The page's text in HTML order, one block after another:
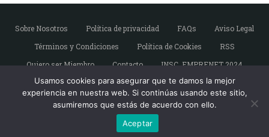
Sobre Nosotros Política de privacidad FAQs
Aviso Legal
Términos y Condiciones
Política de Cookies
RSS
Quiero ser Miembro
Contacto INSC. EMPRENET 2024
Copyright © Emprendedores de Sevilla. Todos
los derechos reservados.
Usamos cookies para asegurar que te damos la mejor
experiencia en nuestra web. Si continúas usando este sitio,
asumiremos que estás de acuerdo con ello.
Aceptar